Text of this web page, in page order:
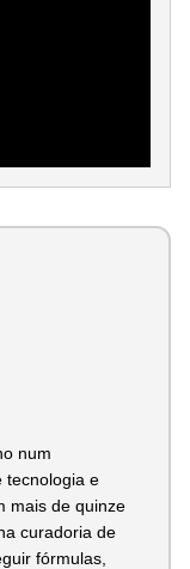
num
tecnologia e
mais de quinze
curadoria de
fórmulas,